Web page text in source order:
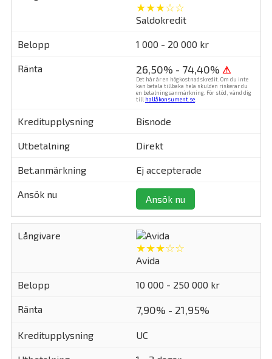
★★★☆☆
Saldokredit
1 000 - 20 000 kr
26,50% - 74,40% ⚠
Det här är en högkostnadskredit. Om du inte
kan betala tillbaka hela skulden riskerar du
en betalningsanmärkning. För stöd, vänd dig
till hallåkonsument.se.
Bisnode
Direkt
Ej accepterade
Ansök nu
★★★☆☆
Avida
10 000 - 250 000 kr
7,90% - 21,95%
UC